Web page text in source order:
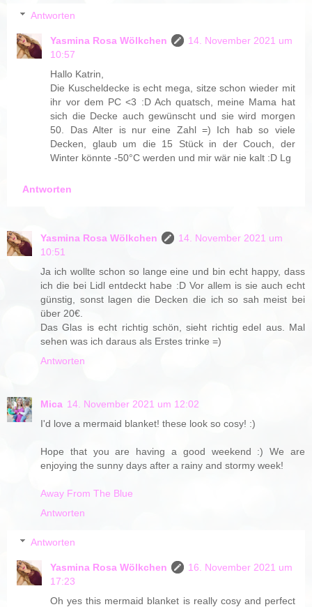
Antworten
Yasmina Rosa Wölkchen
14. November 2021 um
10:57
Hallo Katrin,
Die Kuscheldecke is echt mega, sitze schon wieder mit
ihr vor dem PC <3 :D Ach quatsch, meine Mama hat
sich die Decke auch gewünscht und sie wird morgen
50. Das Alter is nur eine Zahl =) Ich hab so viele
Decken, glaub um die 15 Stück in der Couch, der
Winter könnte -50°C werden und mir wär nie kalt :D Lg
Antworten
Yasmina Rosa Wölkchen
14. November 2021 um
10:51
Ja ich wollte schon so lange eine und bin echt happy, dass
ich die bei Lidl entdeckt habe :D Vor allem is sie auch echt
günstig, sonst lagen die Decken die ich so sah meist bei
über 20€.
Das Glas is echt richtig schön, sieht richtig edel aus. Mal
sehen was ich daraus als Erstes trinke =)
Antworten
Mica 14. November 2021 um 12:02
I'd love a mermaid blanket! these look so cosy! :)
Hope that you are having a good weekend :) We are
enjoying the sunny days after a rainy and stormy week!
Away From The Blue
Antworten
Antworten
Yasmina Rosa Wölkchen
16. November 2021 um
17:23
Oh yes this mermaid blanket is really cosy and perfect